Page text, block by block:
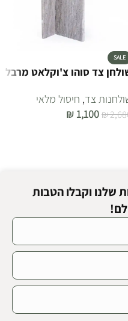
SALE
צד סוהו צ'וקלאט מרבל
צד, חיסול מלאי
₪
₪ 1,100
שלנו וקבלו הטבות